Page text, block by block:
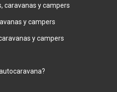
caravanas y campers
y campers
y campers